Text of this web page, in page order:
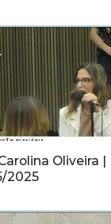
Oliveira |
2025